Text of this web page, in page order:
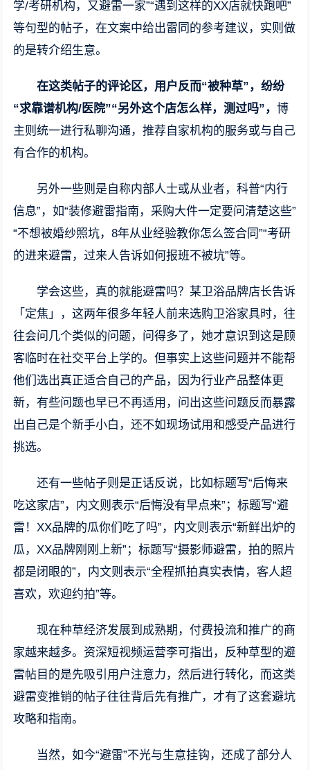
学/考研机构，又避雷一家”“遇到这样的XX店就快跑吧”
等句型的帖子，在文案中给出雷同的参考建议，实则做
的是转介绍生意。
在这类帖子的评论区，用户反而“被种草”，纷纷
“求靠谱机构/医院”“另外这个店怎么样，测过吗”，博
主则统一进行私聊沟通，推荐自家机构的服务或与自己
有合作的机构。
另外一些则是自称内部人士或从业者，科普“内行
信息”，如“装修避雷指南，采购大件一定要问清楚这些”
“不想被婚纱照坑，8年从业经验教你怎么签合同”“考研
的进来避雷，过来人告诉如何报班不被坑”等。
学会这些，真的就能避雷吗？某卫浴品牌店长告诉
「定焦」，这两年很多年轻人前来选购卫浴家具时，往
往会问几个类似的问题，问得多了，她才意识到这是顾
客临时在社交平台上学的。但事实上这些问题并不能帮
他们选出真正适合自己的产品，因为行业产品整体更
新，有些问题也早已不再适用，问出这些问题反而暴露
出自己是个新手小白，还不如现场试用和感受产品进行
挑选。
还有一些帖子则是正话反说，比如标题写“后悔来
吃这家店”，内文则表示“后悔没有早点来”；标题写“避
雷！XX品牌的瓜你们吃了吗”，内文则表示“新鲜出炉的
瓜，XX品牌刚刚上新”；标题写“摄影师避雷，拍的照片
都是闭眼的”，内文则表示“全程抓拍真实表情，客人超
喜欢，欢迎约拍”等。
现在种草经济发展到成熟期，付费投流和推广的商
家越来越多。资深短视频运营李可指出，反种草型的避
雷帖目的是先吸引用户注意力，然后进行转化，而这类
避雷变推销的帖子往往背后先有推广，才有了这套避坑
攻略和指南。
当然，如今“避雷”不光与生意挂钩，还成了部分人